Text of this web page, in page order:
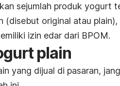
sejumlah produk yogurt
(disebut original atau plain),
izin edar dari BPOM.
plain
yang dijual di pasaran,